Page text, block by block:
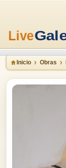
Inicio Obras